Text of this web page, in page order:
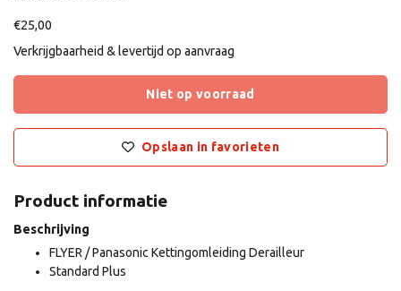
€25,00
Verkrijgbaarheid & levertijd op aanvraag
Niet op voorraad
Opslaan in favorieten
Product informatie
Beschrijving
FLYER / Panasonic Kettingomleiding Derailleur
Standard Plus